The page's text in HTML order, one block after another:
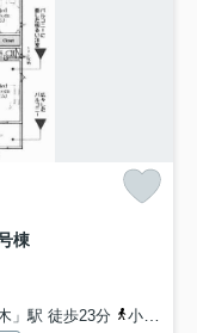
棟
」駅 徒歩23分 小田急小田原線「厚木」駅 徒歩23分